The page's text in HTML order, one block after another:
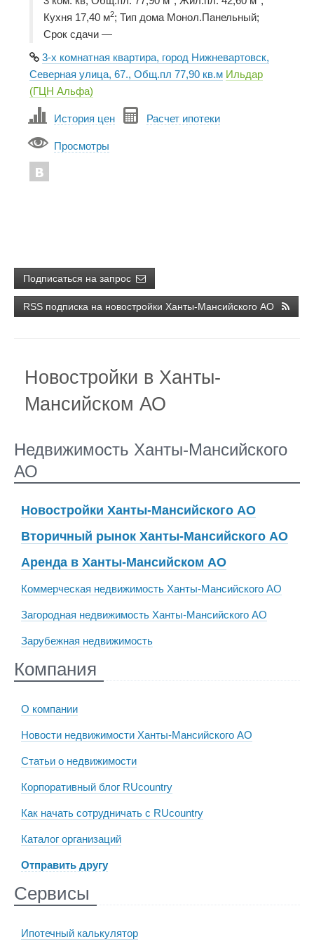
Кухня 17,40 м2; Тип дома Монол.Панельный;
Срок сдачи —
3-х комнатная квартира, город Нижневартовск,
Северная улица, 67., Общ.пл 77,90 кв.м Ильдар
(ГЦН Альфа)
История цен Расчет ипотеки
Просмотры
Подписаться на запрос
RSS подписка на новостройки Ханты-Мансийского АО
Новостройки в Ханты-
Мансийском АО
Недвижимость Ханты-Мансийского
АО
Новостройки Ханты-Мансийского АО
Вторичный рынок Ханты-Мансийского АО
Аренда в Ханты-Мансийском АО
Коммерческая недвижимость Ханты-Мансийского АО
Загородная недвижимость Ханты-Мансийского АО
Зарубежная недвижимость
Компания
О компании
Новости недвижимости Ханты-Мансийского АО
Статьи о недвижимости
Корпоративный блог RUcountry
Как начать сотрудничать с RUcountry
Каталог организаций
Отправить другу
Сервисы
Ипотечный калькулятор